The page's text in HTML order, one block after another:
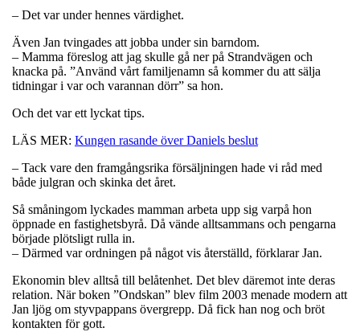
– Det var under hennes värdighet.
Även Jan tvingades att jobba under sin barndom.
– Mamma föreslog att jag skulle gå ner på Strandvägen och
knacka på. ”Använd vårt familjenamn så kommer du att sälja
tidningar i var och varannan dörr” sa hon.
Och det var ett lyckat tips.
LÄS MER: Kungen rasande över Daniels beslut
– Tack vare den framgångsrika försäljningen hade vi råd med
både julgran och skinka det året.
Så småningom lyckades mamman arbeta upp sig varpå hon
öppnade en fastighetsbyrå. Då vände alltsammans och pengarna
började plötsligt rulla in.
– Därmed var ordningen på något vis återställd, förklarar Jan.
Ekonomin blev alltså till belåtenhet. Det blev däremot inte deras
relation. När boken ”Ondskan” blev film 2003 menade modern att
Jan ljög om styvpappans övergrepp. Då fick han nog och bröt
kontakten för gott.